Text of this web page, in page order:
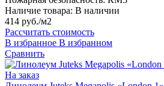
Наличие товара: В наличии
414 руб./м2
Рассчитать стоимость
В избранное В избранном
Сравнить
На заказ